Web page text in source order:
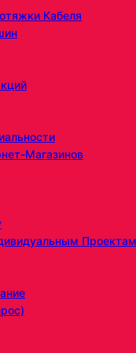
Кабеля
Магазинов
Проектам